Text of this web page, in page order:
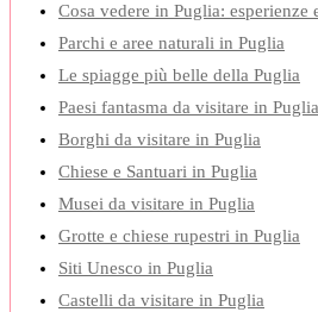
Cosa vedere in Puglia: esperienze
Parchi e aree naturali in Puglia
Le spiagge più belle della Puglia
Paesi fantasma da visitare in Puglia
Borghi da visitare in Puglia
Chiese e Santuari in Puglia
Musei da visitare in Puglia
Grotte e chiese rupestri in Puglia
Siti Unesco in Puglia
Castelli da visitare in Puglia